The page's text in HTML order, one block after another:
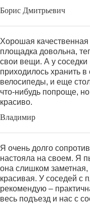
Борис Дмитрьевич
Хорошая качественная
площадка довольна,
свои вещи. А у соседки
приходилось хранить
велосипеды, и еще
что-нибудь попроще,
красиво.
Владимир
Я очень долго
настояла на своем. Я
она слишком
красивая. У соседей с
рекомендую –
весь подъезд и нас с